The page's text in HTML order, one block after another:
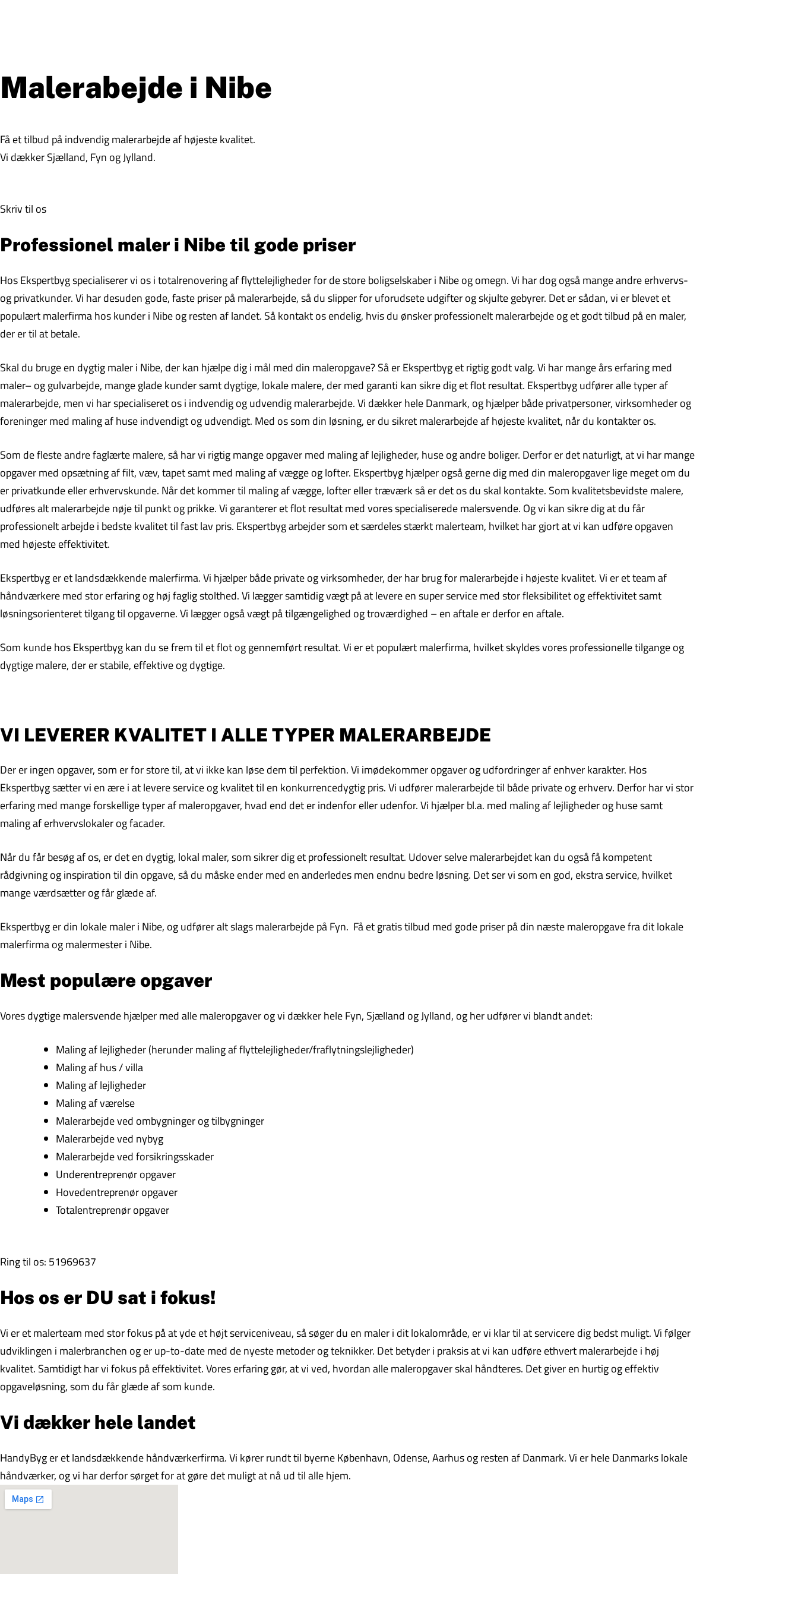
Malerabejde i Nibe
Få et tilbud på indvendig malerarbejde af højeste kvalitet.
Vi dækker Sjælland, Fyn og Jylland.
Skriv til os
Professionel maler i Nibe til gode priser
Hos Ekspertbyg specialiserer vi os i totalrenovering af flyttelejligheder for de store boligselskaber i Nibe og omegn. Vi har dog også mange andre erhvervs-
og privatkunder. Vi har desuden gode, faste priser på malerarbejde, så du slipper for uforudsete udgifter og skjulte gebyrer. Det er sådan, vi er blevet et
populært malerfirma hos kunder i Nibe og resten af landet. Så kontakt os endelig, hvis du ønsker professionelt malerarbejde og et godt tilbud på en maler,
der er til at betale.
Skal du bruge en dygtig maler i Nibe, der kan hjælpe dig i mål med din maleropgave? Så er Ekspertbyg et rigtig godt valg. Vi har mange års erfaring med
maler– og gulvarbejde, mange glade kunder samt dygtige, lokale malere, der med garanti kan sikre dig et flot resultat. Ekspertbyg udfører alle typer af
malerarbejde, men vi har specialiseret os i indvendig og udvendig malerarbejde. Vi dækker hele Danmark, og hjælper både privatpersoner, virksomheder og
foreninger med maling af huse indvendigt og udvendigt. Med os som din løsning, er du sikret malerarbejde af højeste kvalitet, når du kontakter os.
Som de fleste andre faglærte malere, så har vi rigtig mange opgaver med maling af lejligheder, huse og andre boliger. Derfor er det naturligt, at vi har mange
opgaver med opsætning af filt, væv, tapet samt med maling af vægge og lofter. Ekspertbyg hjælper også gerne dig med din maleropgaver lige meget om du
er privatkunde eller erhvervskunde. Når det kommer til maling af vægge, lofter eller træværk så er det os du skal kontakte. Som kvalitetsbevidste malere,
udføres alt malerarbejde nøje til punkt og prikke. Vi garanterer et flot resultat med vores specialiserede malersvende. Og vi kan sikre dig at du får
professionelt arbejde i bedste kvalitet til fast lav pris. Ekspertbyg arbejder som et særdeles stærkt malerteam, hvilket har gjort at vi kan udføre opgaven
med højeste effektivitet.
Ekspertbyg er et landsdækkende malerfirma. Vi hjælper både private og virksomheder, der har brug for malerarbejde i højeste kvalitet. Vi er et team af
håndværkere med stor erfaring og høj faglig stolthed. Vi lægger samtidig vægt på at levere en super service med stor fleksibilitet og effektivitet samt
løsningsorienteret tilgang til opgaverne. Vi lægger også vægt på tilgængelighed og troværdighed – en aftale er derfor en aftale.
Som kunde hos Ekspertbyg kan du se frem til et flot og gennemført resultat. Vi er et populært malerfirma, hvilket skyldes vores professionelle tilgange og
dygtige malere, der er stabile, effektive og dygtige.
VI LEVERER KVALITET I ALLE TYPER MALERARBEJDE
Der er ingen opgaver, som er for store til, at vi ikke kan løse dem til perfektion. Vi imødekommer opgaver og udfordringer af enhver karakter. Hos
Ekspertbyg sætter vi en ære i at levere service og kvalitet til en konkurrencedygtig pris. Vi udfører malerarbejde til både private og erhverv. Derfor har vi stor
erfaring med mange forskellige typer af maleropgaver, hvad end det er indenfor eller udenfor. Vi hjælper bl.a. med maling af lejligheder og huse samt
maling af erhvervslokaler og facader.
Når du får besøg af os, er det en dygtig, lokal maler, som sikrer dig et professionelt resultat. Udover selve malerarbejdet kan du også få kompetent
rådgivning og inspiration til din opgave, så du måske ender med en anderledes men endnu bedre løsning. Det ser vi som en god, ekstra service, hvilket
mange værdsætter og får glæde af.
Ekspertbyg er din lokale maler i Nibe, og udfører alt slags malerarbejde på Fyn. Få et gratis tilbud med gode priser på din næste maleropgave fra dit lokale
malerfirma og malermester i Nibe.
Mest populære opgaver
Vores dygtige malersvende hjælper med alle maleropgaver og vi dækker hele Fyn, Sjælland og Jylland, og her udfører vi blandt andet:
Maling af lejligheder (herunder maling af flyttelejligheder/fraflytningslejligheder)
Maling af hus / villa
Maling af lejligheder
Maling af værelse
Malerarbejde ved ombygninger og tilbygninger
Malerarbejde ved nybyg
Malerarbejde ved forsikringsskader
Underentreprenør opgaver
Hovedentreprenør opgaver
Totalentreprenør opgaver
Ring til os: 51969637
Hos os er DU sat i fokus!
Vi er et malerteam med stor fokus på at yde et højt serviceniveau, så søger du en maler i dit lokalområde, er vi klar til at servicere dig bedst muligt. Vi følger
udviklingen i malerbranchen og er up-to-date med de nyeste metoder og teknikker. Det betyder i praksis at vi kan udføre ethvert malerarbejde i høj
kvalitet. Samtidigt har vi fokus på effektivitet. Vores erfaring gør, at vi ved, hvordan alle maleropgaver skal håndteres. Det giver en hurtig og effektiv
opgaveløsning, som du får glæde af som kunde.
Vi dækker hele landet
HandyByg er et landsdækkende håndværkerfirma. Vi kører rundt til byerne København, Odense, Aarhus og resten af Danmark. Vi er hele Danmarks lokale
håndværker, og vi har derfor sørget for at gøre det muligt at nå ud til alle hjem.